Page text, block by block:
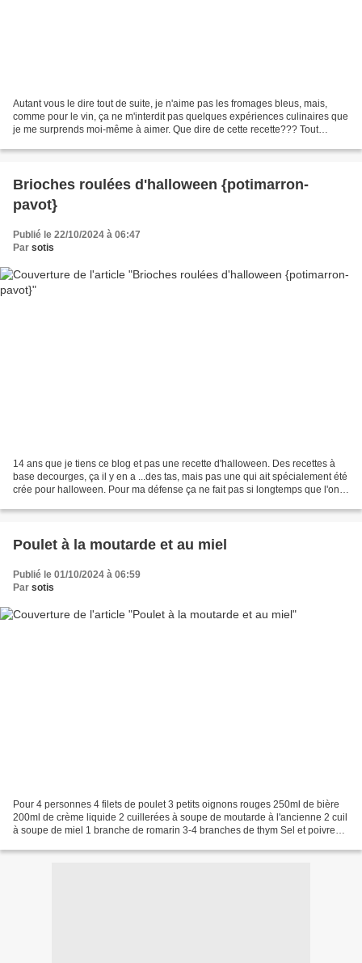
Autant vous le dire tout de suite, je n'aime pas les fromages bleus, mais,
comme pour le vin, ça ne m'interdit pas quelques expériences culinaires que
je me surprends moi-même à aimer. Que dire de cette recette??? Tout
Brioches roulées d'halloween {potimarron-
pavot}
Publié le 22/10/2024 à 06:47
Par sotis
14 ans que je tiens ce blog et pas une recette d'halloween. Des recettes à
base decourges, ça il y en a ...des tas, mais pas une qui ait spécialement été
crée pour halloween. Pour ma défense ça ne fait pas si longtemps que l'on
Poulet à la moutarde et au miel
Publié le 01/10/2024 à 06:59
Par sotis
Pour 4 personnes 4 filets de poulet 3 petits oignons rouges 250ml de bière
200ml de crème liquide 2 cuillerées à soupe de moutarde à l'ancienne 2 cuil
à soupe de miel 1 branche de romarin 3-4 branches de thym Sel et poivre